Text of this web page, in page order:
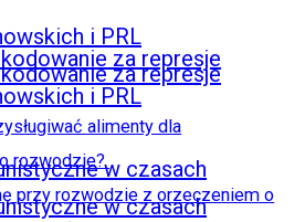
i PRL
i PRL
za represje
w czasach
za represje
w czasach
alimenty dla
rozwodzie?
przy rozwodzie z orzeczeniem o